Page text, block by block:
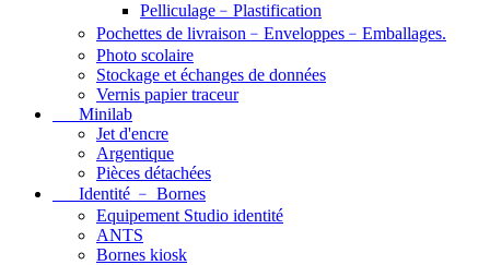
Pelliculage﹣Plastification
Pochettes de livraison﹣Enveloppes﹣Emballages.
Photo scolaire
Stockage et échanges de données
Vernis papier traceur
Minilab
Jet d'encre
Argentique
Pièces détachées
Identité ﹣ Bornes
Equipement Studio identité
ANTS
Bornes kiosk